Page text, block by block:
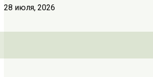
28 июля, 2026